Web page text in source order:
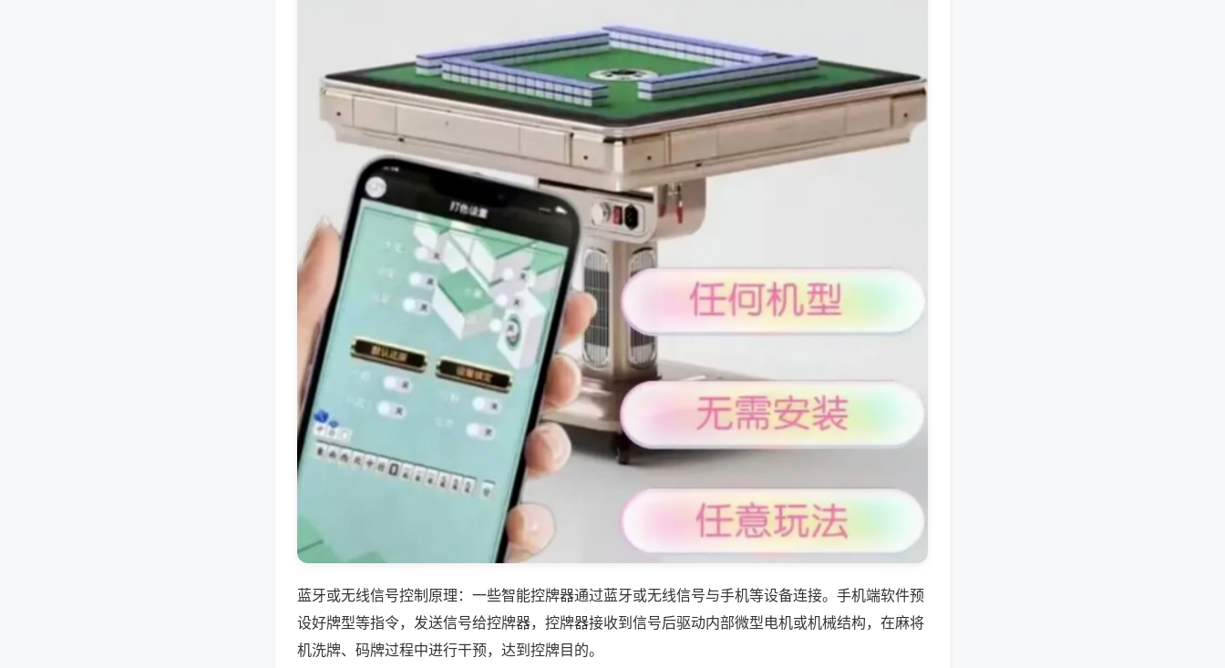
蓝牙或无线信号控制原理：一些智能控牌器通过蓝牙或无线信号与手机等设备连接。手机端软件预
设好牌型等指令，发送信号给控牌器，控牌器接收到信号后驱动内部微型电机或机械结构，在麻将
机洗牌、码牌过程中进行干预，达到控牌目的。